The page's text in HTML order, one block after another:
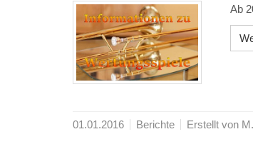
Ab
01.01.2016 Berichte Erstellt von